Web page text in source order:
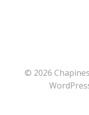
© 2026